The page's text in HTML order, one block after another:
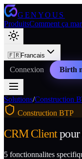
GENYOUS
ProduitsComment ça
🇫🇷Francais
Connexion Birth
Solutions/Construction
Construction BTP
CRM Clientpour
5 fonctionnalites